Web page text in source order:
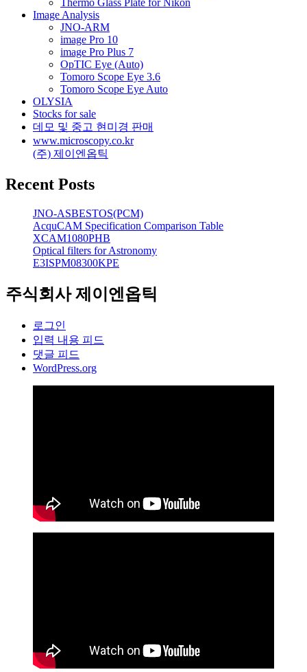
Thermo Glass Plate for Nikon
Image Analysis
JNO-ARM
image Pro 10
image Pro Plus 7
OpTIC Eye (Auto)
Tomoro Scope Eye 3.6
Tomoro Scope Eye Auto
OLYSIA
Stocks for sale
데모 및 중고 현미경 판매
www.microscopy.co.kr
(주) 제이엔옵틱
Recent Posts
JNO-ASBESTOS(PCM)
AcquCAM Specification Comparison Table
XCAM1080PHB
Optical filters for Astronomy
E3ISPM08300KPE
주식회사 제이엔옵틱
로그인
입력 내용 피드
댓글 피드
WordPress.org